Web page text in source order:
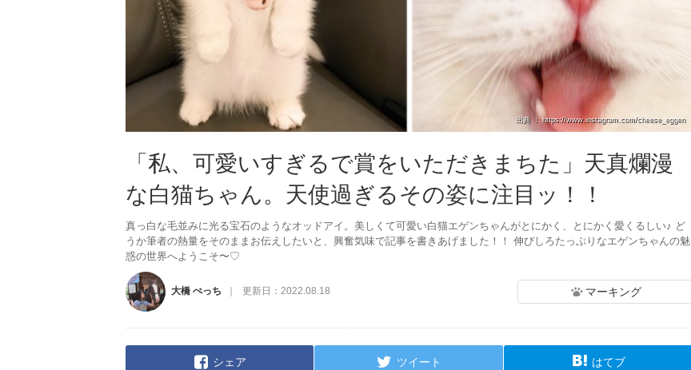
出典 ： https://www.instagram.com/cheese_eggen
「私、可愛いすぎるで賞をいただきまちた」天真爛漫
な白猫ちゃん。天使過ぎるその姿に注目ッ！！
真っ白な毛並みに光る宝石のようなオッドアイ。美しくて可愛い白猫エゲンちゃんがとにかく、とにかく愛くるしい♪ ど
うか筆者の熱量をそのままお伝えしたいと、興奮気味で記事を書きあげました！！ 伸びしろたっぷりなエゲンちゃんの魅
惑の世界へようこそ〜♡
大橋 ぺっち 更新日： 2022.08.18 マーキング
シェア ツイート はてブ